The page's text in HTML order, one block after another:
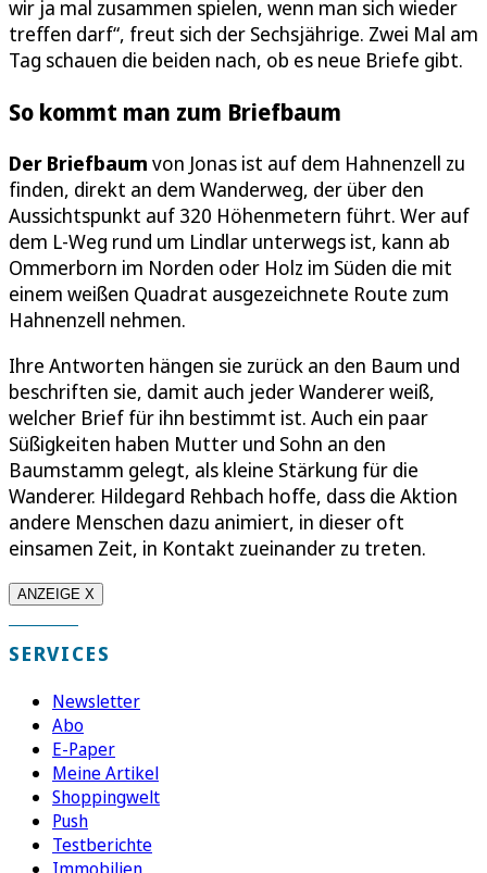
wir ja mal zusammen spielen, wenn man sich wieder
treffen darf“, freut sich der Sechsjährige. Zwei Mal am
Tag schauen die beiden nach, ob es neue Briefe gibt.
So kommt man zum Briefbaum
Der Briefbaum von Jonas ist auf dem Hahnenzell zu
finden, direkt an dem Wanderweg, der über den
Aussichtspunkt auf 320 Höhenmetern führt. Wer auf
dem L-Weg rund um Lindlar unterwegs ist, kann ab
Ommerborn im Norden oder Holz im Süden die mit
einem weißen Quadrat ausgezeichnete Route zum
Hahnenzell nehmen.
Ihre Antworten hängen sie zurück an den Baum und
beschriften sie, damit auch jeder Wanderer weiß,
welcher Brief für ihn bestimmt ist. Auch ein paar
Süßigkeiten haben Mutter und Sohn an den
Baumstamm gelegt, als kleine Stärkung für die
Wanderer. Hildegard Rehbach hoffe, dass die Aktion
andere Menschen dazu animiert, in dieser oft
einsamen Zeit, in Kontakt zueinander zu treten.
ANZEIGE X
SERVICES
Newsletter
Abo
E-Paper
Meine Artikel
Shoppingwelt
Push
Testberichte